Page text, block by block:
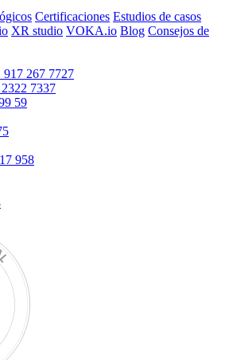
Certificaciones Estudios de casos
XR studio VOKA.io Blog Consejos de
917 267 7727
7337
59
958